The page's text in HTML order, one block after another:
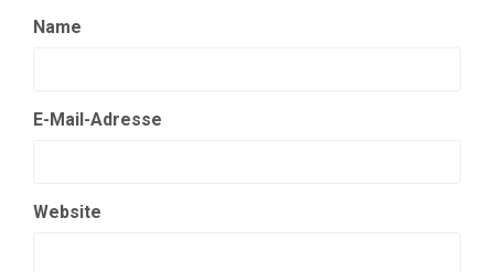
Name
E-Mail-Adresse
Website